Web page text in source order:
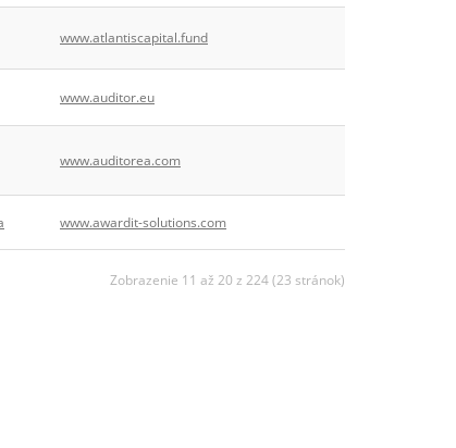
www.atlantiscapital.fund
www.auditor.eu
www.auditorea.com
www.awardit-solutions.com
Zobrazenie 11 až 20 z 224 (23 stránok)